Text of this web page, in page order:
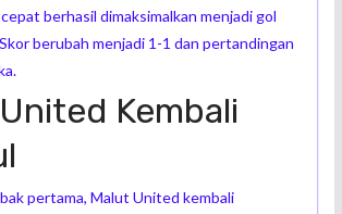
berhasil dimaksimalkan menjadi gol
berubah menjadi 1-1 dan pertandingan
Kembali
pertama, Malut United kembali